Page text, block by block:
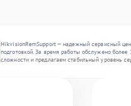
HikvisionRemSupport — надежный сервисный
подготовкой. За время работы обслужено
сложности и предлагаем стабильный уровень